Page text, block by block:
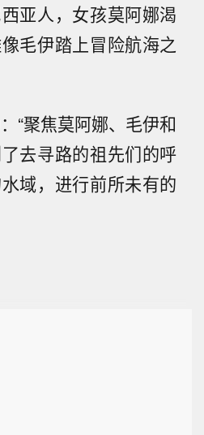
亚人，女孩莫阿娜渴
毛伊踏上冒险航海之
“聚焦莫阿娜、毛伊和
去寻路的祖先们的呼
域，进行前所未有的